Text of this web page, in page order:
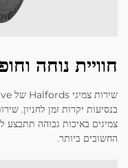
חוויית נוחה
בנסיעות יקרות זמן לחניון.
צמיגים באיכות גבוהה
החשובים ביותר.